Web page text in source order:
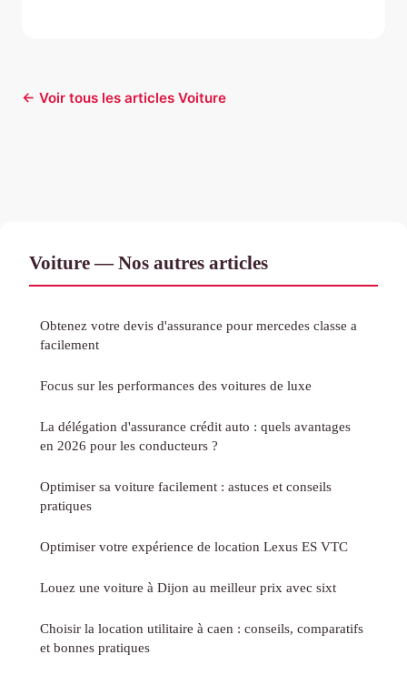
← Voir tous les articles Voiture
Voiture — Nos autres articles
Obtenez votre devis d'assurance pour mercedes classe a
facilement
Focus sur les performances des voitures de luxe
La délégation d'assurance crédit auto : quels avantages
en 2026 pour les conducteurs ?
Optimiser sa voiture facilement : astuces et conseils
pratiques
Optimiser votre expérience de location Lexus ES VTC
Louez une voiture à Dijon au meilleur prix avec sixt
Choisir la location utilitaire à caen : conseils, comparatifs
et bonnes pratiques